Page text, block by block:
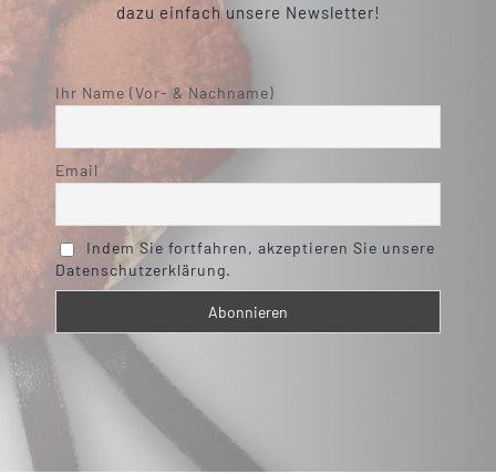
dazu einfach unsere Newsletter!
Ihr Name (Vor- & Nachname)
Email
Indem Sie fortfahren, akzeptieren Sie unsere
Datenschutzerklärung.